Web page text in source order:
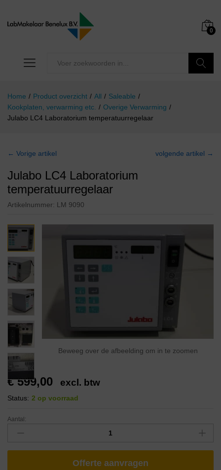
0
Home / Product overzicht / All / Saleable /
Kookplaten, verwarming etc. / Overige Verwarming /
Julabo LC4 Laboratorium temperatuurregelaar
← Vorige artikel volgende artikel →
Julabo LC4 Laboratorium
temperatuurregelaar
Artikelnummer: LM 9090
Beweeg over de afbeelding om in te zoomen
€599,00 excl. btw
Status: 2 op voorraad
Aantal:
Offerte aanvragen